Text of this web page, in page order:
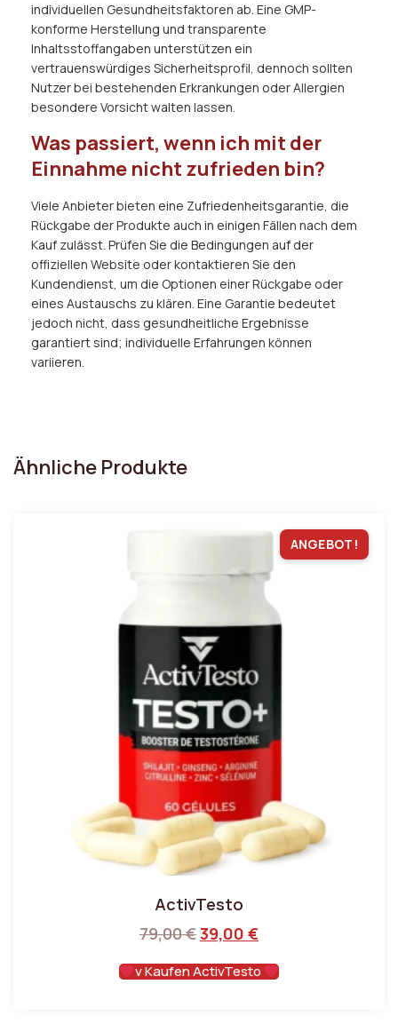
individuellen Gesundheitsfaktoren ab. Eine GMP-
konforme Herstellung und transparente
Inhaltsstoffangaben unterstützen ein
vertrauenswürdiges Sicherheitsprofil, dennoch sollten
Nutzer bei bestehenden Erkrankungen oder Allergien
besondere Vorsicht walten lassen.
Was passiert, wenn ich mit der
Einnahme nicht zufrieden bin?
Viele Anbieter bieten eine Zufriedenheitsgarantie, die
Rückgabe der Produkte auch in einigen Fällen nach dem
Kauf zulässt. Prüfen Sie die Bedingungen auf der
offiziellen Website oder kontaktieren Sie den
Kundendienst, um die Optionen einer Rückgabe oder
eines Austauschs zu klären. Eine Garantie bedeutet
jedoch nicht, dass gesundheitliche Ergebnisse
garantiert sind; individuelle Erfahrungen können
variieren.
Ähnliche Produkte
ANGEBOT!
ActivTesto
79,00€39,00 €
v Kaufen ActivTesto